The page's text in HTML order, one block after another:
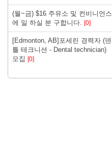
(월~금) $16 주유소 및 컨비니언스
에 일 하실 분 구합니다. [0]
[Edmonton, AB]포세린 경력자 (덴
틀 테크니션 - Dental technician)
모집 [0]